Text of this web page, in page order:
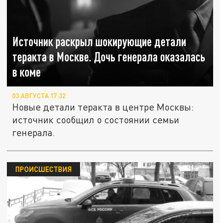
Источник раскрыл шокирующие детали
теракта в Москве. Дочь генерала оказалась
в коме
03 АВГУСТА 17:32
Новые детали теракта в центре Москвы:
источник сообщил о состоянии семьи
генерала.
ПРОИСШЕСТВИЯ